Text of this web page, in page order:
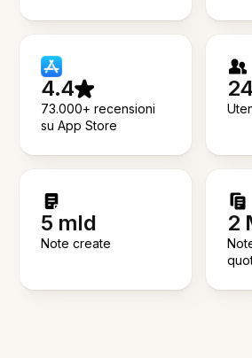
4.4
73.000+ recensioni
su App Store
5 mld
Note create
2